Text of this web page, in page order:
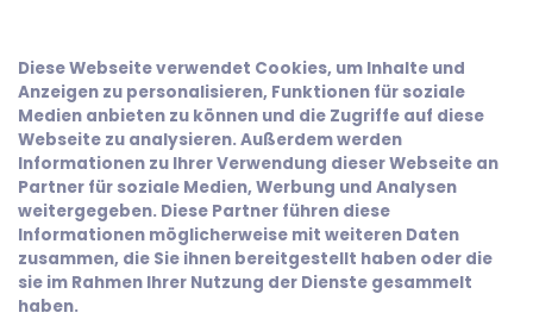
Diese Webseite verwendet Cookies, um Inhalte und
Anzeigen zu personalisieren, Funktionen für soziale
Medien anbieten zu können und die Zugriffe auf diese
Webseite zu analysieren. Außerdem werden
Informationen zu Ihrer Verwendung dieser Webseite an
Partner für soziale Medien, Werbung und Analysen
weitergegeben. Diese Partner führen diese
Informationen möglicherweise mit weiteren Daten
zusammen, die Sie ihnen bereitgestellt haben oder die
sie im Rahmen Ihrer Nutzung der Dienste gesammelt
haben.